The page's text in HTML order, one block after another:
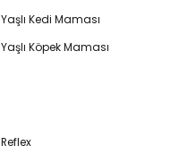
Yaşlı Kedi Maması
Yaşlı Köpek Maması
Reflex